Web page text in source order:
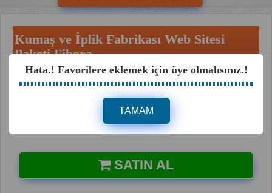
Kumaş ve İplik Fabrikası Web Sitesi
Paketi Fibora
En Uygun Fiyat Garantisi
Fiyat : 1399 TL + KDV
SATIN AL
Hata.! Favorilere eklemek için üye olmalısınız.!
TAMAM